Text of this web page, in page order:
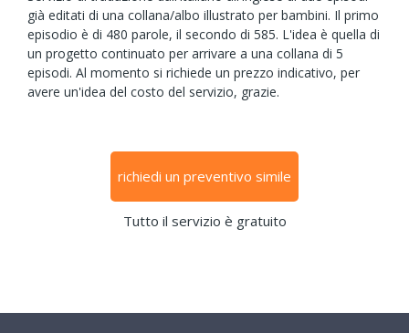
già editati di una collana/albo illustrato per bambini. Il primo
episodio è di 480 parole, il secondo di 585. L'idea è quella di
un progetto continuato per arrivare a una collana di 5
episodi. Al momento si richiede un prezzo indicativo, per
avere un'idea del costo del servizio, grazie.
richiedi un preventivo simile
Tutto il servizio è gratuito